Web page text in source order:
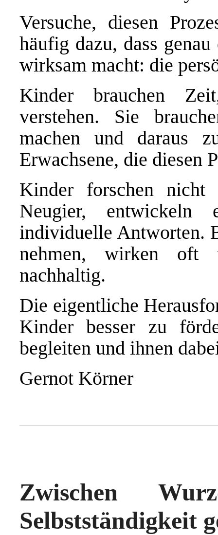
Versuche, diesen
häufig dazu, dass
wirksam macht: die
Kinder brauchen
verstehen. Sie
machen und daraus
Erwachsene, die diesen
Kinder forschen
Neugier, entwickeln
individuelle Antworten.
nehmen, wirken oft
nachhaltig.
Die eigentliche
Kinder besser zu
begleiten und ihnen
Gernot Körner
Zwischen
Selbstständigkeit